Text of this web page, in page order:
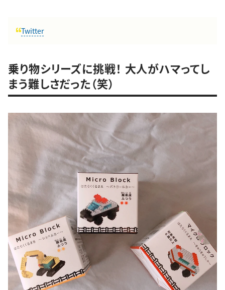
Twitter
乗り物シリーズに挑戦！ 大人がハマってし
まう難しさだった（笑）